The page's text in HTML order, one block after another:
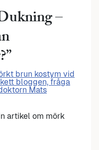
–
”
brun kostym vid
bloggen, fråga
Mats
artikel om mörk